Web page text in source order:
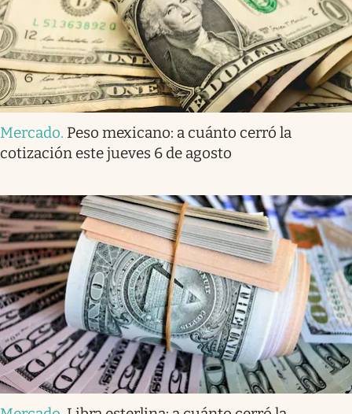
Mercado. Peso mexicano: a cuánto cerró la
cotización este jueves 6 de agosto